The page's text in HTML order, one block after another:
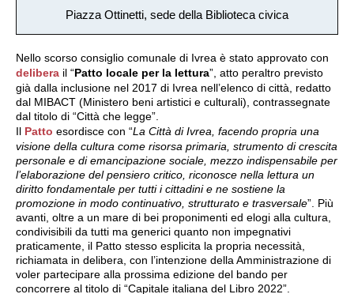
Piazza Ottinetti, sede della Biblioteca civica
Nello scorso consiglio comunale di Ivrea è stato approvato con
delibera il “Patto locale per la lettura”, atto peraltro previsto
già dalla inclusione nel 2017 di Ivrea nell’elenco di città, redatto
dal MIBACT (Ministero beni artistici e culturali), contrassegnate
dal titolo di “Città che legge”.
Il Patto esordisce con “La Città di Ivrea, facendo propria una
visione della cultura come risorsa primaria, strumento di crescita
personale e di emancipazione sociale, mezzo indispensabile per
l’elaborazione del pensiero critico, riconosce nella lettura un
diritto fondamentale per tutti i cittadini e ne sostiene la
promozione in modo continuativo, strutturato e trasversale”. Più
avanti, oltre a un mare di bei proponimenti ed elogi alla cultura,
condivisibili da tutti ma generici quanto non impegnativi
praticamente, il Patto stesso esplicita la propria necessità,
richiamata in delibera, con l’intenzione della Amministrazione di
voler partecipare alla prossima edizione del bando per
concorrere al titolo di “Capitale italiana del Libro 2022”.